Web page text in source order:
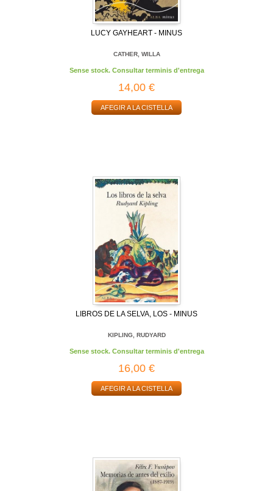
LUCY GAYHEART - MINUS
CATHER, WILLA
Sense stock. Consultar terminis d'entrega
14,00 €
AFEGIR A LA CISTELLA
LIBROS DE LA SELVA, LOS - MINUS
KIPLING, RUDYARD
Sense stock. Consultar terminis d'entrega
16,00 €
AFEGIR A LA CISTELLA